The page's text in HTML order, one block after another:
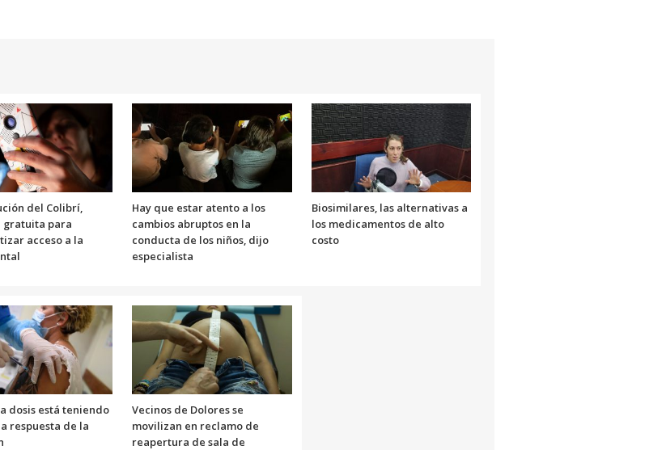
disminuir
el
volumen.
del Colibrí,
gratuita para
acceso a la
Hay que estar atento a los
cambios abruptos en la
conducta de los niños, dijo
especialista
Biosimilares, las alternativas a
los medicamentos de alto
costo
dosis está teniendo
respuesta de la
Vecinos de Dolores se
movilizan en reclamo de
reapertura de sala de